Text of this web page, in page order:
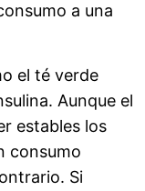
a una
el té verde
Aunque el
estables los
consumo
Si